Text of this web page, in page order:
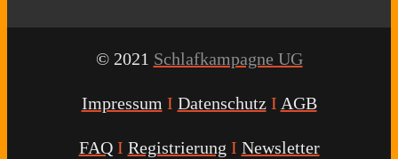
© 2021 Schlafkampagne UG
Impressum I Datenschutz I AGB
FAQ I Registrierung I Newsletter